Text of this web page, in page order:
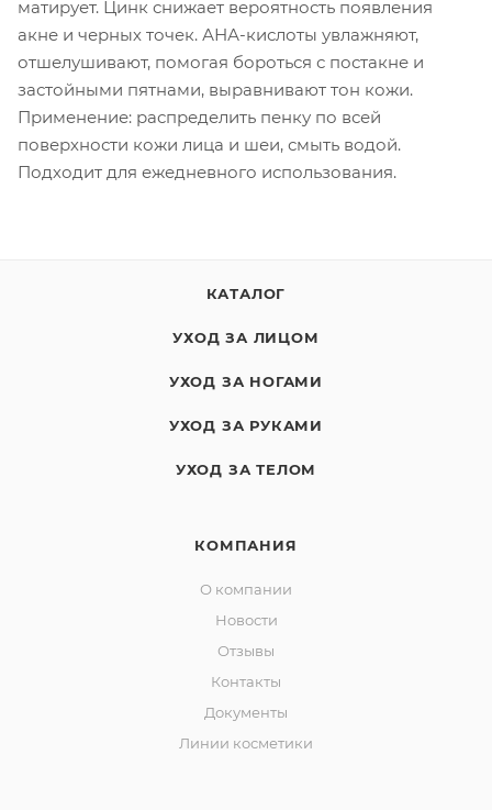
матирует. Цинк снижает вероятность появления
акне и черных точек. АНА-кислоты увлажняют,
отшелушивают, помогая бороться с постакне и
застойными пятнами, выравнивают тон кожи.
Применение: распределить пенку по всей
поверхности кожи лица и шеи, смыть водой.
Подходит для ежедневного использования.
КАТАЛОГ
УХОД ЗА ЛИЦОМ
УХОД ЗА НОГАМИ
УХОД ЗА РУКАМИ
УХОД ЗА ТЕЛОМ
КОМПАНИЯ
О компании
Новости
Отзывы
Контакты
Документы
Линии косметики